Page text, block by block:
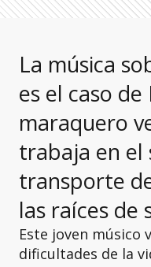
La música
es el caso
maraquero
trabaja en el
transporte
las raíces de
Este joven músico
dificultades de la